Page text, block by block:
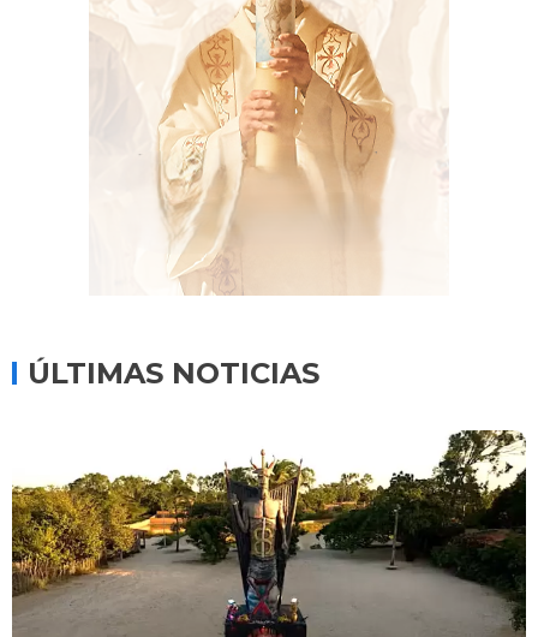
ÚLTIMAS NOTICIAS